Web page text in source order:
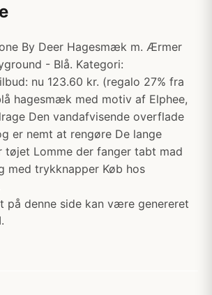
By Deer Hagesmæk m. Ærmer
- Blå. Kategori:
nu 123.60 kr. (regalo 27% fra
hagesmæk med motiv af Elphee,
Den vandafvisende overflade
er nemt at rengøre De lange
Lomme der fanger tabt mad
med trykknapper Køb hos
på denne side kan være genereret